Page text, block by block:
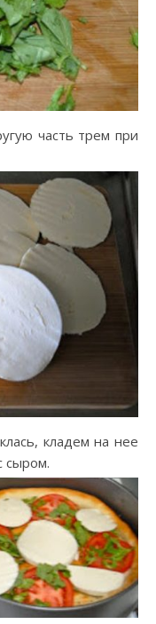
часть трем при
кладем на нее
сыром.